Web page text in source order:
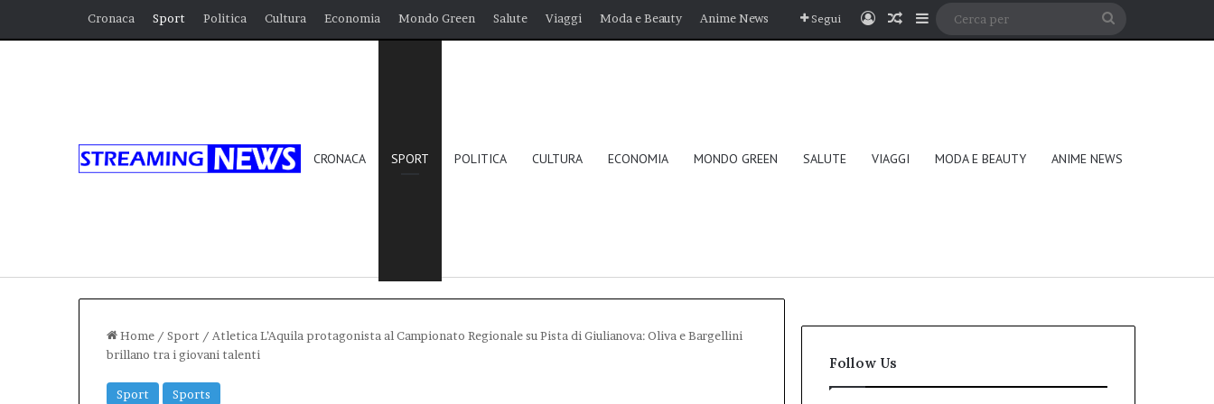
Cronaca Sport Politica Cultura Economia Mondo Green Salute Viaggi Moda e Beauty Anime News Segui AccediUn articolo a caso
Barra laterale
CRONACA SPORT POLITICA CULTURA ECONOMIA MONDO GREEN SALUTE VIAGGI MODA E BEAUTY ANIME NEWS
Home / Sport / Atletica L’Aquila protagonista al Campionato Regionale su Pista di Giulianova: Oliva e Bargellini
brillano tra i giovani talenti
Sport Sports
Follow Us